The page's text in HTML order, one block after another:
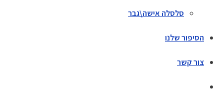
סלסלה אישה\גבר
הסיפור שלנו
צור קשר